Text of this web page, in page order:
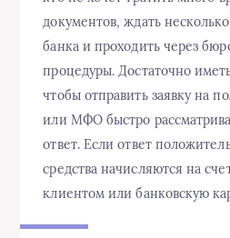
документов, ждать
банка и проходить через
процедуры. Достаточно
чтобы отправить заявку на
или МФО быстро
ответ. Если ответ
средства начисляются на
клиентом или банковскую